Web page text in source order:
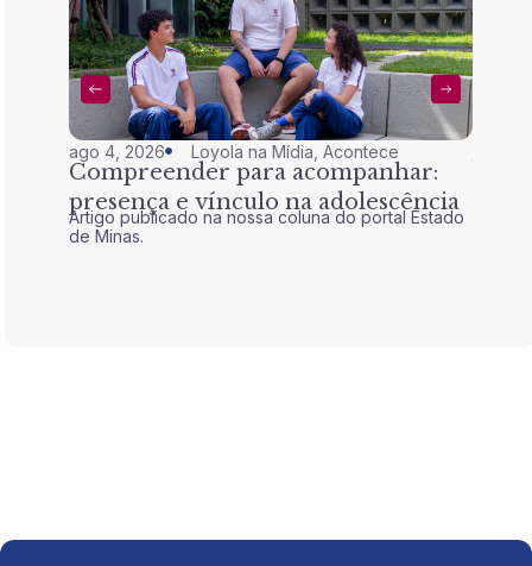
ago 4, 2026 Loyola na Mídia ,Acontece
Compreender para acompanhar:
presença e vínculo na adolescência
Artigo publicado na nossa coluna do portal Estado
de Minas.